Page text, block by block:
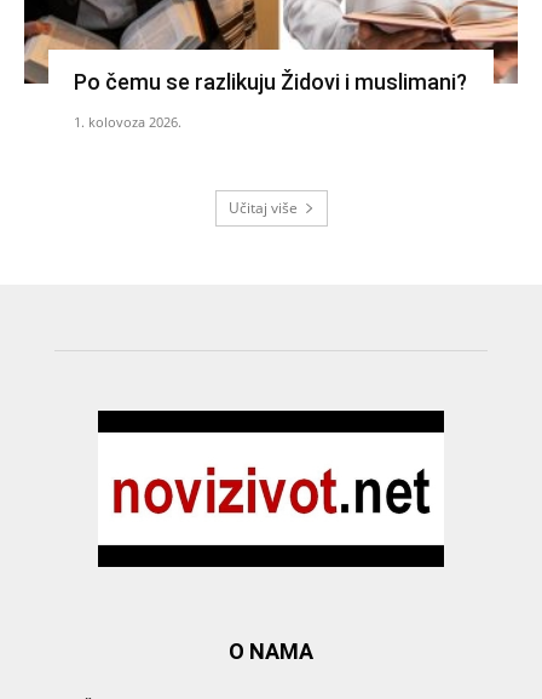
Po čemu se razlikuju Židovi i muslimani?
1. kolovoza 2026.
Učitaj više
O NAMA